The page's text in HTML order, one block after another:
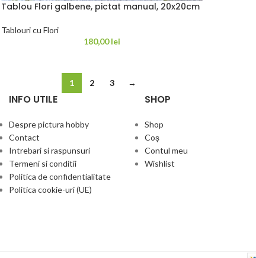
Tablou Flori galbene, pictat manual, 20x20cm
Tablouri cu Flori
180,00lei
1 2 3 →
INFO UTILE
Despre pictura hobby
Contact
Intrebari si raspunsuri
Termeni si conditii
Politica de confidentialitate
Politica cookie-uri (UE)
SHOP
Shop
Coș
Contul meu
Wishlist